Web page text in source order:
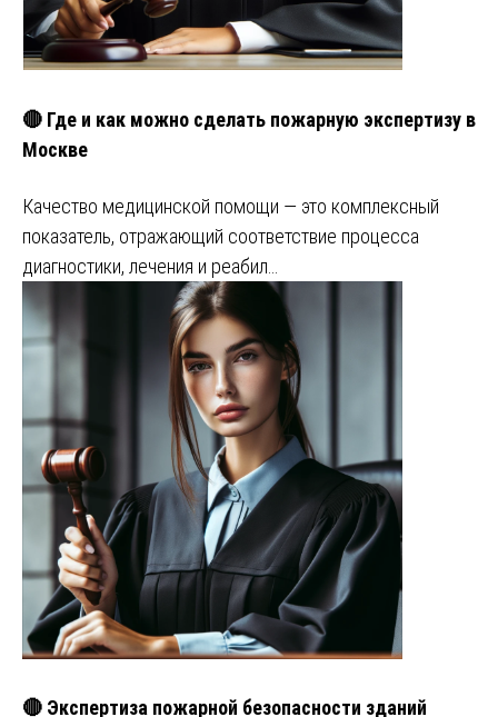
🔴 Где и как можно сделать пожарную экспертизу в
Москве
Качество медицинской помощи — это комплексный
показатель, отражающий соответствие процесса
диагностики, лечения и реабил…
🔴 Экспертиза пожарной безопасности зданий